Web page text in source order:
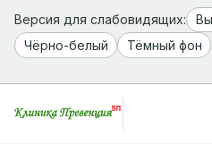
Версия для слабовидящих:
Чёрно-белый
Тёмный фон